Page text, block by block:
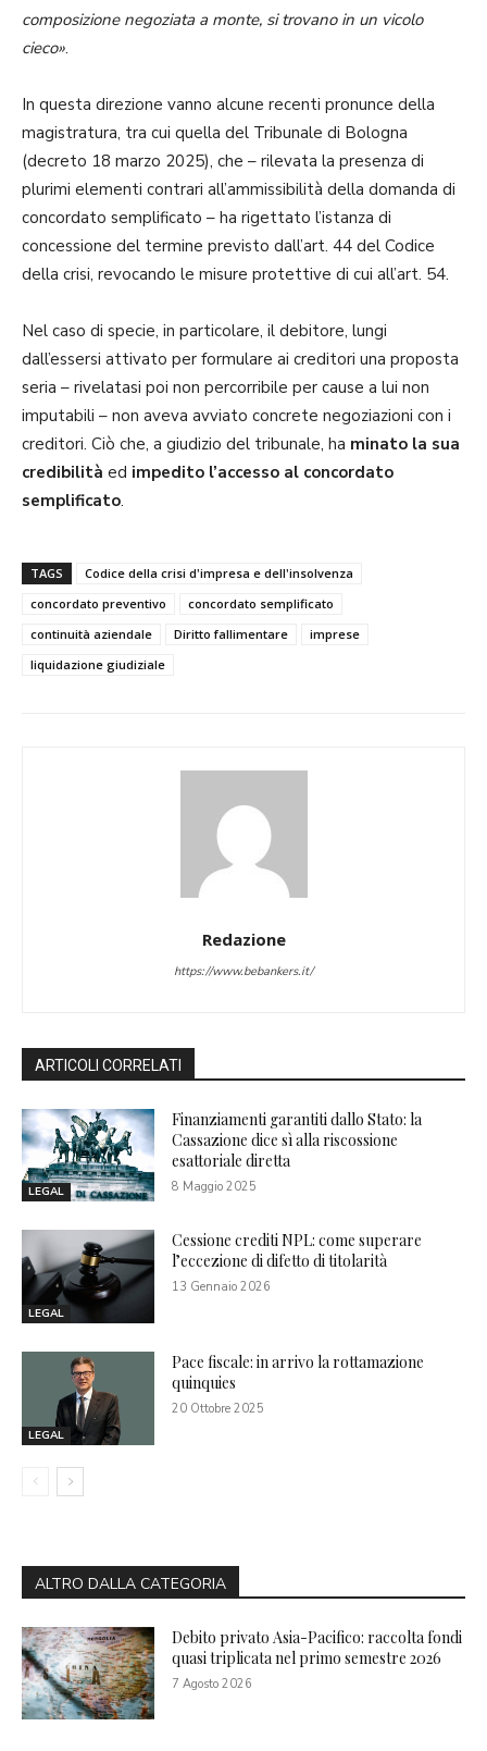
composizione negoziata a monte, si trovano in un vicolo
cieco».
In questa direzione vanno alcune recenti pronunce della
magistratura, tra cui quella del Tribunale di Bologna
(decreto 18 marzo 2025), che – rilevata la presenza di
plurimi elementi contrari all’ammissibilità della domanda di
concordato semplificato – ha rigettato l’istanza di
concessione del termine previsto dall’art. 44 del Codice
della crisi, revocando le misure protettive di cui all’art. 54.
Nel caso di specie, in particolare, il debitore, lungi
dall’essersi attivato per formulare ai creditori una proposta
seria – rivelatasi poi non percorribile per cause a lui non
imputabili – non aveva avviato concrete negoziazioni con i
creditori. Ciò che, a giudizio del tribunale, ha minato la sua
credibilità ed impedito l’accesso al concordato
semplificato.
TAGS
Codice della crisi d'impresa e dell'insolvenza
concordato preventivo
concordato semplificato
continuità aziendale
Diritto fallimentare
imprese
liquidazione giudiziale
Redazione
https://www.bebankers.it/
ARTICOLI CORRELATI
LEGAL
Finanziamenti garantiti dallo Stato: la
Cassazione dice sì alla riscossione
esattoriale diretta
8 Maggio 2025
LEGAL
Cessione crediti NPL: come superare
l’eccezione di difetto di titolarità
13 Gennaio 2026
LEGAL
Pace fiscale: in arrivo la rottamazione
quinquies
20 Ottobre 2025
ALTRO DALLA CATEGORIA
Debito privato Asia-Pacifico: raccolta fondi
quasi triplicata nel primo semestre 2026
7 Agosto 2026